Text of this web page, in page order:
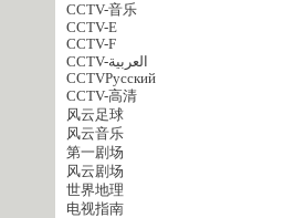
CCTV-音乐
CCTV-E
CCTV-F
CCTV-العربية
CCTVPусский
CCTV-高清
风云足球
风云音乐
第一剧场
风云剧场
世界地理
电视指南